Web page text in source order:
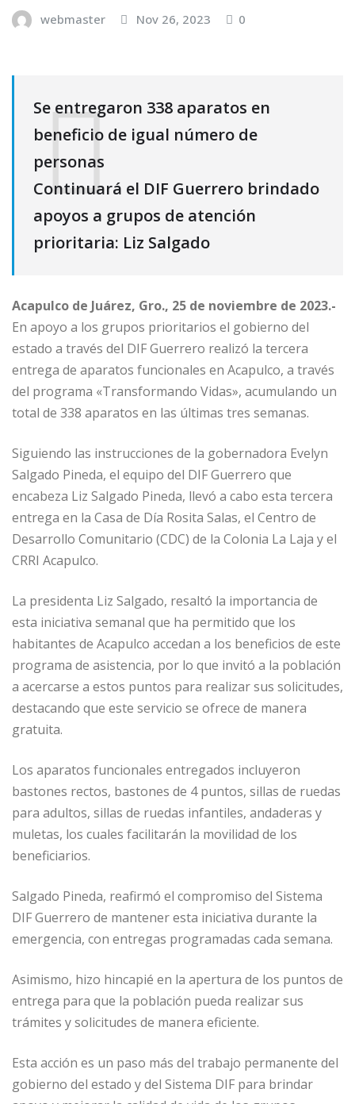
webmaster Nov 26, 2023 0
Se entregaron 338 aparatos en
beneficio de igual número de
personas
Continuará el DIF Guerrero brindado
apoyos a grupos de atención
prioritaria: Liz Salgado
Acapulco de Juárez, Gro., 25 de noviembre de 2023.-
En apoyo a los grupos prioritarios el gobierno del
estado a través del DIF Guerrero realizó la tercera
entrega de aparatos funcionales en Acapulco, a través
del programa «Transformando Vidas», acumulando un
total de 338 aparatos en las últimas tres semanas.
Siguiendo las instrucciones de la gobernadora Evelyn
Salgado Pineda, el equipo del DIF Guerrero que
encabeza Liz Salgado Pineda, llevó a cabo esta tercera
entrega en la Casa de Día Rosita Salas, el Centro de
Desarrollo Comunitario (CDC) de la Colonia La Laja y el
CRRI Acapulco.
La presidenta Liz Salgado, resaltó la importancia de
esta iniciativa semanal que ha permitido que los
habitantes de Acapulco accedan a los beneficios de este
programa de asistencia, por lo que invitó a la población
a acercarse a estos puntos para realizar sus solicitudes,
destacando que este servicio se ofrece de manera
gratuita.
Los aparatos funcionales entregados incluyeron
bastones rectos, bastones de 4 puntos, sillas de ruedas
para adultos, sillas de ruedas infantiles, andaderas y
muletas, los cuales facilitarán la movilidad de los
beneficiarios.
Salgado Pineda, reafirmó el compromiso del Sistema
DIF Guerrero de mantener esta iniciativa durante la
emergencia, con entregas programadas cada semana.
Asimismo, hizo hincapié en la apertura de los puntos de
entrega para que la población pueda realizar sus
trámites y solicitudes de manera eficiente.
Esta acción es un paso más del trabajo permanente del
gobierno del estado y del Sistema DIF para brindar